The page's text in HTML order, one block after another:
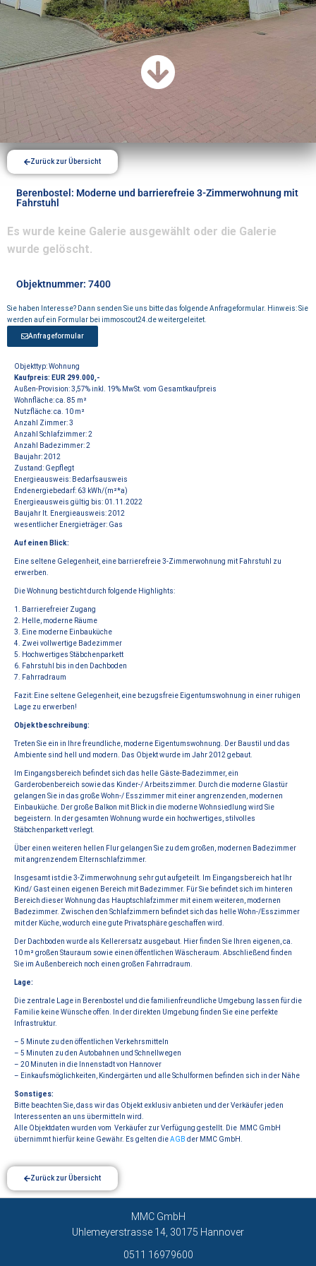
Zurück zur Übersicht
Berenbostel: Moderne und barrierefreie 3-Zimmerwohnung mit
Fahrstuhl
Es wurde keine Galerie ausgewählt oder die Galerie
wurde gelöscht.
Objektnummer: 7400
Sie haben Interesse? Dann senden Sie uns bitte das folgende Anfrageformular. Hinweis: Sie
werden auf ein Formular bei immoscout24.de weitergeleitet.
Anfrageformular
Objekttyp: Wohnung
Kaufpreis: EUR 299.000,-
Außen-Provision:3,57% inkl. 19% MwSt. vom Gesamtkaufpreis
Wohnfläche:ca. 85 m²
Nutzfläche:ca. 10 m²
Anzahl Zimmer:3
Anzahl Schlafzimmer:2
Anzahl Badezimmer:2
Baujahr:2012
Zustand: Gepflegt
Energieausweis: Bedarfsausweis
Endenergiebedarf: 63 kWh/(m²*a)
Energieausweis gültig bis: 01.11.2022
Baujahr lt. Energieausweis:2012
wesentlicher Energieträger: Gas
Auf einen Blick:
Eine seltene Gelegenheit, eine barrierefreie 3-Zimmerwohnung mit Fahrstuhl zu
erwerben.
Die Wohnung besticht durch folgende Highlights:
1. Barrierefreier Zugang
2. Helle, moderne Räume
3. Eine moderne Einbauküche
4. Zwei vollwertige Badezimmer
5. Hochwertiges Stäbchenparkett
6. Fahrstuhl bis in den Dachboden
7. Fahrradraum
Fazit: Eine seltene Gelegenheit, eine bezugsfreie Eigentumswohnung in einer ruhigen
Lage zu erwerben!
Objektbeschreibung:
Treten Sie ein in Ihre freundliche, moderne Eigentumswohnung. Der Baustil und das
Ambiente sind hell und modern. Das Objekt wurde im Jahr 2012 gebaut.
Im Eingangsbereich befindet sich das helle Gäste-Badezimmer, ein
Garderobenbereich sowie das Kinder-/ Arbeitszimmer. Durch die moderne Glastür
gelangen Sie in das große Wohn-/ Esszimmer mit einer angrenzenden, modernen
Einbauküche. Der große Balkon mit Blick in die moderne Wohnsiedlung wird Sie
begeistern. In der gesamten Wohnung wurde ein hochwertiges, stilvolles
Stäbchenparkett verlegt.
Über einen weiteren hellen Flur gelangen Sie zu dem großen, modernen Badezimmer
mit angrenzendem Elternschlafzimmer.
Insgesamt ist die 3-Zimmerwohnung sehr gut aufgeteilt. Im Eingangsbereich hat Ihr
Kind/ Gast einen eigenen Bereich mit Badezimmer. Für Sie befindet sich im hinteren
Bereich dieser Wohnung das Hauptschlafzimmer mit einem weiteren, modernen
Badezimmer. Zwischen den Schlafzimmern befindet sich das helle Wohn-/Esszimmer
mit der Küche, wodurch eine gute Privatsphäre geschaffen wird.
Der Dachboden wurde als Kellerersatz ausgebaut. Hier finden Sie Ihren eigenen, ca.
10 m² großen Stauraum sowie einen öffentlichen Wäscheraum. Abschließend finden
Sie im Außenbereich noch einen großen Fahrradraum.
Lage:
Die zentrale Lage in Berenbostel und die familienfreundliche Umgebung lassen für die
Familie keine Wünsche offen. In der direkten Umgebung finden Sie eine perfekte
Infrastruktur.
– 5 Minute zu den öffentlichen Verkehrsmitteln
– 5 Minuten zu den Autobahnen und Schnellwegen
– 20 Minuten in die Innenstadt von Hannover
– Einkaufsmöglichkeiten, Kindergärten und alle Schulformen befinden sich in der Nähe
Sonstiges:
Bitte beachten Sie, dass wir das Objekt exklusiv anbieten und der Verkäufer jeden
Interessenten an uns übermitteln wird.
Alle Objektdaten wurden vom Verkäufer zur Verfügung gestellt. Die MMC GmbH
übernimmt hierfür keine Gewähr. Es gelten dieAGB der MMC GmbH.
Zurück zur Übersicht
MMC GmbH
Uhlemeyerstrasse 14, 30175 Hannover
0511 16979600